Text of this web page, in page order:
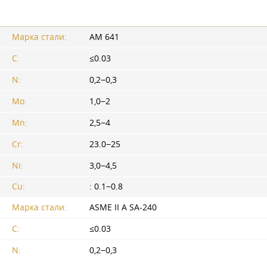
Марка стали:
AM 641
С:
≤0.03
N:
0,2−0,3
Mo:
1,0−2
Mn:
2,5−4
Cr:
23.0−25
Ni:
3,0−4,5
Cu:
: 0.1−0.8
Марка стали:
ASME II A SA-240
С:
≤0.03
N:
0,2−0,3